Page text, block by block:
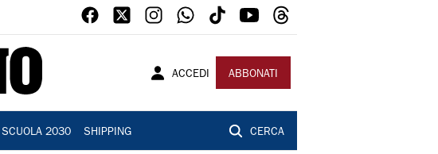
ACCEDI ABBONATI
SCUOLA 2030 SHIPPING CERCA